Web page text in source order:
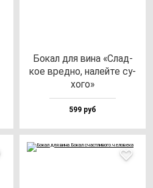
Бокал для ви­на «Слад­
кое вред­но, на­лей­те су­
хо­го»
599 руб